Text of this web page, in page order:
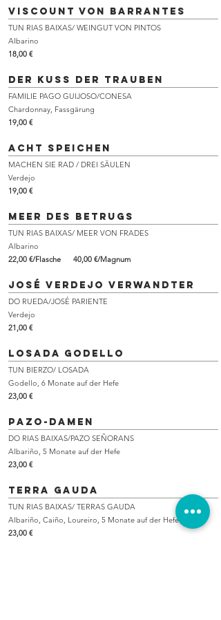
VISCOUNT VON BARRANTES
TUN RIAS BAIXAS/ WEINGUT VON PINTOS
Albarino
18,00 €
der kuss der trauben
FAMILIE PAGO GUIJOSO/CONESA
Chardonnay, Fassgärung
19,00 €
acht Speichen
MACHEN SIE RAD / DREI SÄULEN
Verdejo
19,00 €
Meer des Betrugs
TUN RIAS BAIXAS/ MEER VON FRADES
Albarino
22,00 €/Flasche 40,00 €/Magnum
José Verdejo Verwandter
DO RUEDA/JOSÉ PARIENTE
Verdejo
21,00 €
Losada Godello
TUN BIERZO/ LOSADA
Godello, 6 Monate auf der Hefe
23,00 €
Pazo-Damen
DO RIAS BAIXAS/PAZO SEÑORANS
Albariño, 5 Monate auf der Hefe
23,00 €
Terra Gauda
TUN RIAS BAIXAS/ TERRAS GAUDA
Albariño, Caiño, Loureiro, 5 Monate auf der Hefe
23,00 €